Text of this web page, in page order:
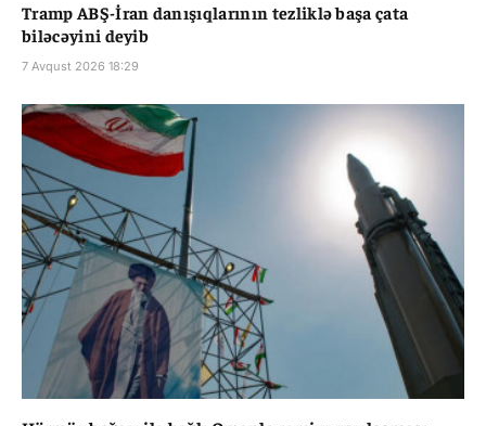
Tramp ABŞ-İran danışıqlarının tezliklə başa çata
biləcəyini deyib
7 Avqust 2026 18:29